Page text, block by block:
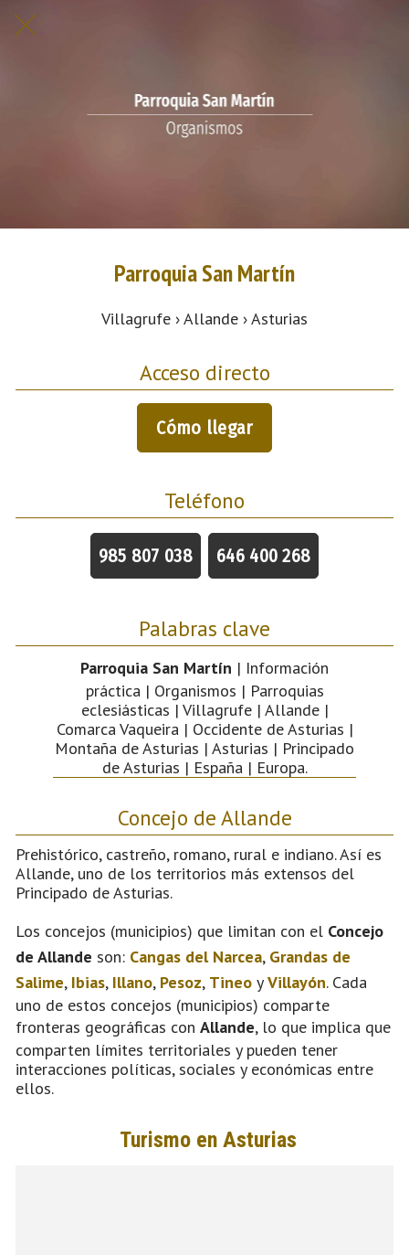
Parroquia San Martín
Villagrufe › Allande › Asturias
Acceso directo
Cómo llegar
Teléfono
985 807 038 646 400 268
Palabras clave
Parroquia San Martín | Información
práctica | Organismos | Parroquias
eclesiásticas | Villagrufe | Allande |
Comarca Vaqueira | Occidente de Asturias |
Montaña de Asturias | Asturias | Principado
de Asturias | España | Europa.
Concejo de Allande
Prehistórico, castreño, romano, rural e indiano. Así es
Allande, uno de los territorios más extensos del
Principado de Asturias.
Los concejos (municipios) que limitan con el Concejo
de Allande son: Cangas del Narcea, Grandas de
Salime, Ibias, Illano, Pesoz, Tineo yVillayón. Cada
uno de estos concejos (municipios) comparte
fronteras geográficas con Allande, lo que implica que
comparten límites territoriales y pueden tener
interacciones políticas, sociales y económicas entre
ellos.